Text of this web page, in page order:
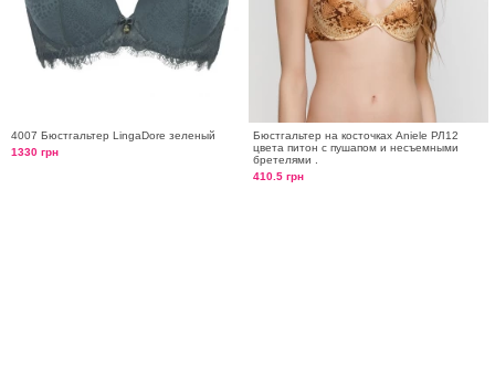
4007 Бюстгальтер LingaDore зеленый
1330 грн
Бюстгальтер на косточках Aniele РЛ12
цвета питон с пушапом и несъемными
бретелями .
410.5 грн